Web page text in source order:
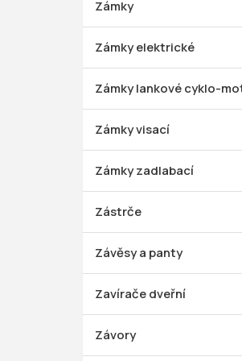
Zámky
Zámky elektrické
Zámky lankové cyklo-
Zámky visací
Zámky zadlabací
Zástrče
Závěsy a panty
Zavírače dveřní
Závory